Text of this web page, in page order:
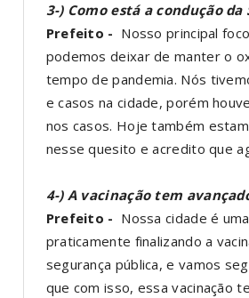
3-) Como está a condução
Prefeito - Nosso principal
podemos deixar de manter o
tempo de pandemia. Nós
e casos na cidade, porém
nos casos. Hoje também
nesse quesito e acredito que
4-) A vacinação tem
Prefeito - Nossa cidade é
praticamente finalizando a
segurança pública, e vamos
que com isso, essa vacinação